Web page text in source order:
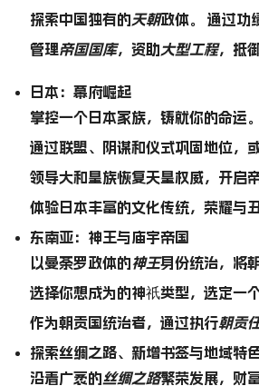
探索中国独有的天朝政体。 通过功
管理帝国国库，资助大型工程，抵
日本：幕府崛起
掌控一个日本家族，铸就你的命运
通过联盟、阴谋和仪式巩固地位，
领导大和皇族恢复天皇权威，开启
体验日本丰富的文化传统，荣耀与
东南亚：神王与庙宇帝国
以曼荼罗政体的神王身份统治，将
选择你想成为的神祇类型，选定一
作为朝贡国统治者，通过执行朝贡
探索丝绸之路、新增书签与地域特
沿着广袤的丝绸之路繁荣发展，财